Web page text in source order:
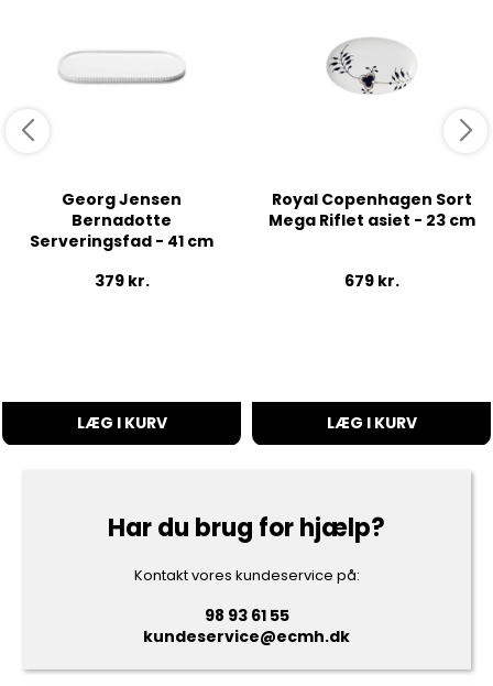
Georg Jensen
Bernadotte
Serveringsfad - 41 cm
379 kr.
LÆG I KURV
Royal Copenhagen Sort
Mega Riflet asiet - 23 cm
679 kr.
LÆG I KURV
Har du brug for hjælp?
Kontakt vores kundeservice på:
98 93 61 55
kundeservice@ecmh.dk